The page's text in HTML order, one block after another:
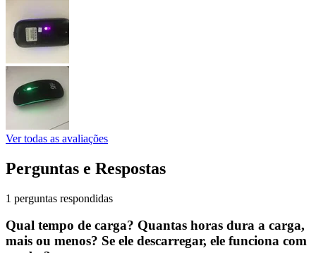
Ver todas as avaliações
Perguntas e Respostas
1 perguntas respondidas
Qual tempo de carga? Quantas horas dura a carga,
mais ou menos? Se ele descarregar, ele funciona com